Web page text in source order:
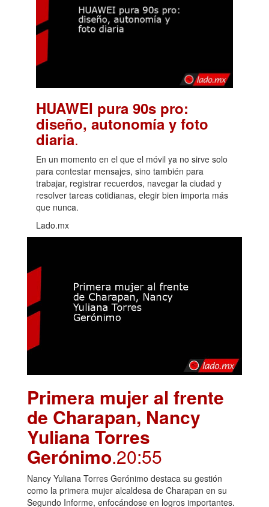
HUAWEI pura 90s pro:
diseño, autonomía y foto
diaria.
En un momento en el que el móvil ya no sirve solo
para contestar mensajes, sino también para
trabajar, registrar recuerdos, navegar la ciudad y
resolver tareas cotidianas, elegir bien importa más
que nunca.
Lado.mx
Primera mujer al frente
de Charapan, Nancy
Yuliana Torres
Gerónimo.20:55
Nancy Yuliana Torres Gerónimo destaca su gestión
como la primera mujer alcaldesa de Charapan en su
Segundo Informe, enfocándose en logros importantes.